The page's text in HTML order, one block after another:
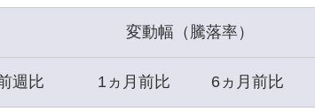
変動幅（騰落率）
週比 1ヵ月前比 6ヵ月前比